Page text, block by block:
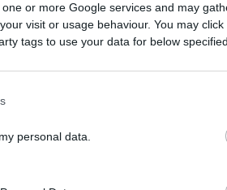
or more Google services and may
visit or usage behaviour. You may
tags to use your data for below
personal data.